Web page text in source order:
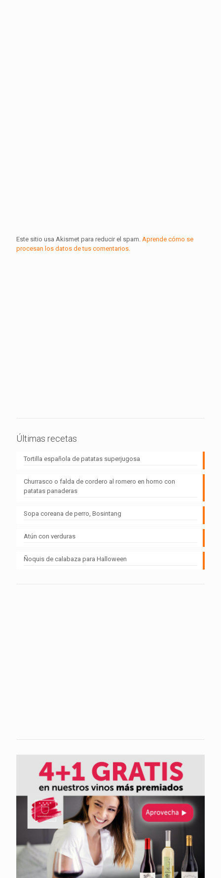
Este sitio usa Akismet para reducir el spam. Aprende cómo se
procesan los datos de tus comentarios.
Últimas recetas
Tortilla española de patatas superjugosa
Churrasco o falda de cordero al romero en horno con
patatas panaderas
Sopa coreana de perro, Bosintang
Atún con verduras
Ñoquis de calabaza para Halloween